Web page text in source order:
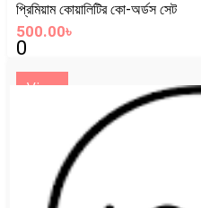
প্রিমিয়াম কোয়ালিটির কো-অর্ডস সেট
500.00৳
0
View